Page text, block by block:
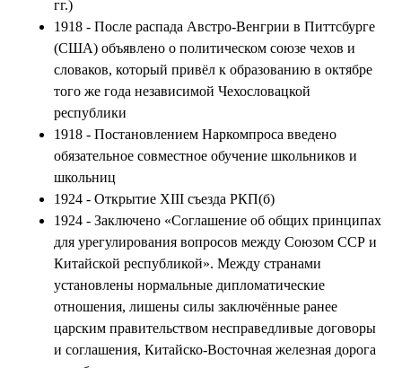
гг.)
1918 - После распада Австро-Венгрии в Питтсбурге
(США) объявлено о политическом союзе чехов и
словаков, который привёл к образованию в октябре
того же года независимой Чехословацкой
республики
1918 - Постановлением Наркомпроса введено
обязательное совместное обучение школьников и
школьниц
1924 - Открытие XIII съезда РКП(б)
1924 - Заключено «Соглашение об общих принципах
для урегулирования вопросов между Союзом ССР и
Китайской республикой». Между странами
установлены нормальные дипломатические
отношения, лишены силы заключённые ранее
царским правительством несправедливые договоры
и соглашения, Китайско-Восточная железная дорога